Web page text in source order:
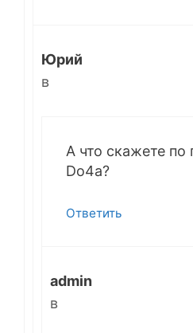
Юрий
в
А что скажете по
Do4a?
Ответить
admin
в